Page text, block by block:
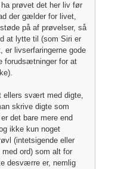
ha prøvet det her liv før
der gælder for livet,
på af prøvelser, så
at lytte til (som Siri er
er livserfaringerne gode
forudsætninger for at
ellers svært med digte,
skrive digte som
det bare mere end
ikke kun noget
(intetsigende eller
med ord) som alt for
desværre er, nemlig